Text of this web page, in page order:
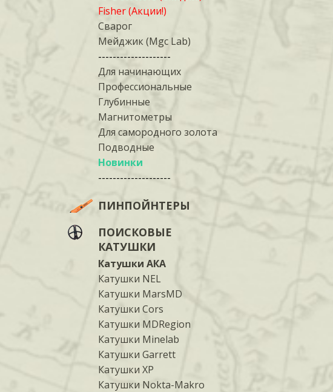
Fisher (Акции!)
Сварог
Мейджик (Mgc Lab)
--------------------
Для начинающих
Профессиональные
Глубинные
Магнитометры
Для самородного золота
Подводные
Новинки
--------------------
ПИНПОЙНТЕРЫ
ПОИСКОВЫЕ
КАТУШКИ
Катушки АКА
Катушки NEL
Катушки MarsMD
Катушки Cors
Катушки MDRegion
Катушки Minelab
Катушки Garrett
Катушки XP
Катушки Nokta-Makro